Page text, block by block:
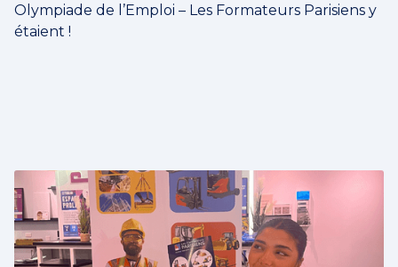
Olympiade de l’Emploi – Les Formateurs Parisiens y
étaient !